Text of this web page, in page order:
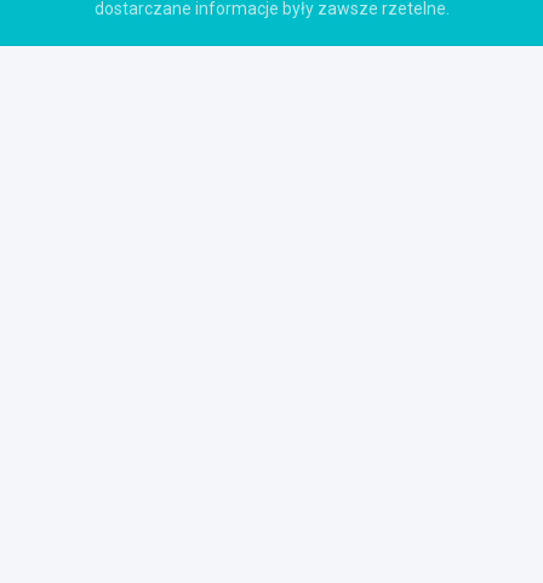
dostarczane informacje były zawsze rzetelne.